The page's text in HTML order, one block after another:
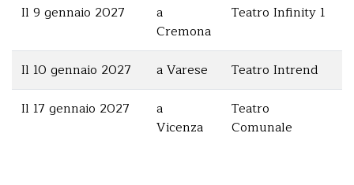
Il 9 gennaio 2027
a
Cremona
Teatro Infinity 1
Il 10 gennaio 2027 a Varese
Teatro Intrend
Il 17 gennaio 2027
a
Vicenza
Teatro
Comunale